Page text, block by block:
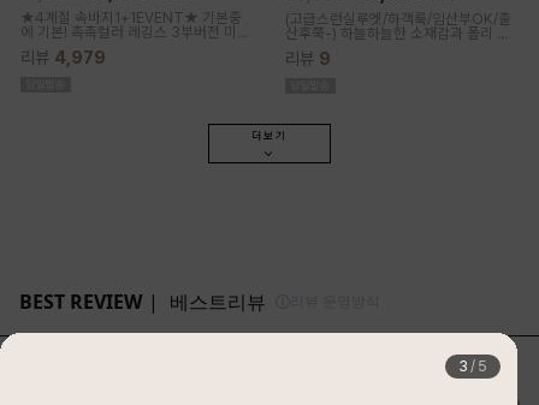
★4계절 속바지1+1EVENT★ 기본중
에 기본! 촉촉컬러 레깅스 3부버전 미니
원피스나 스커트안에 쏙~사계절 내내
필수템인 3부 속바지쫀쫀한 신축성으로
리뷰 4,979
(고급스런실루엣/하객룩/임산부OK/출
산후쭉-) 하늘하늘한 소재감과 폴리 원
단의 부드러운 터치감으로 걸을때마다
우아하고 A라인으로 롱하게 떨어지는
리뷰 9
더보기
4 / 5